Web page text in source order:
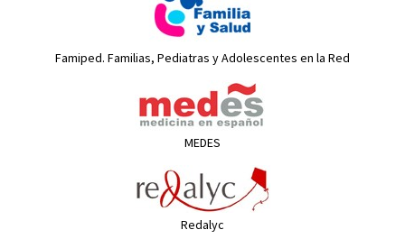
Famiped. Familias, Pediatras y Adolescentes en la Red
MEDES
Redalyc